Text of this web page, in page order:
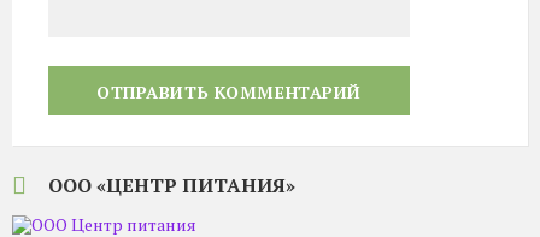
ООО «ЦЕНТР ПИТАНИЯ»